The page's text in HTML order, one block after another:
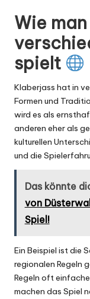
Wie
spielt
Klaberjass hat in
Formen und
wird es als
anderen eher als
kulturellen
und die
Das könnte
von
Spiel!
Ein Beispiel ist die
regionalen Regeln
Regeln oft
machen das Spiel